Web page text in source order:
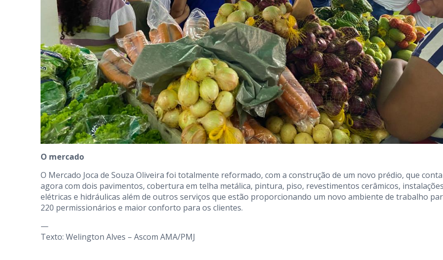
O mercado
O Mercado Joca de Souza Oliveira foi totalmente reformado, com a construção de um novo prédio, que conta
agora com dois pavimentos, cobertura em telha metálica, pintura, piso, revestimentos cerâmicos,
elétricas e hidráulicas além de outros serviços que estão proporcionando um novo ambiente de trabalho
220 permissionários e maior conforto para os clientes.
—
Texto: Welington Alves – Ascom AMA/PMJ